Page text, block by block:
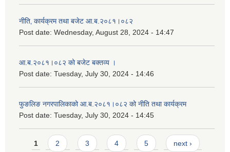
नीति‚ कार्यक्रम तथा बजेट आ.ब.२०८१।०८२
Post date: Wednesday, August 28, 2024 - 14:47
आ.ब.२०८१।०८२ को बजेट बक्तव्य ।
Post date: Tuesday, July 30, 2024 - 14:46
फुङलिङ नगरपालिकाको आ.ब.२०८१।०८२ को नीति तथा कार्यक्रम
Post date: Tuesday, July 30, 2024 - 14:45
Pages
1 2 3 4 5 next ›